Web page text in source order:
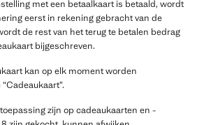
met een betaalkaart is betaald, wordt
eerst in rekening gebracht van de
de rest van het terug te betalen bedrag
bijgeschreven.
kan op elk moment worden
zijn op cadeaukaarten en -